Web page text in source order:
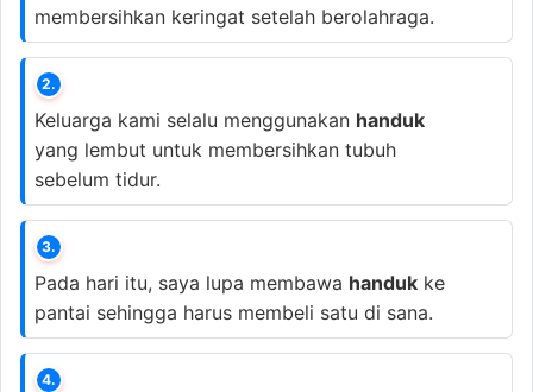
membersihkan keringat setelah berolahraga.
2.
Keluarga kami selalu menggunakan handuk
yang lembut untuk membersihkan tubuh
sebelum tidur.
3.
Pada hari itu, saya lupa membawa handuk ke
pantai sehingga harus membeli satu di sana.
4.